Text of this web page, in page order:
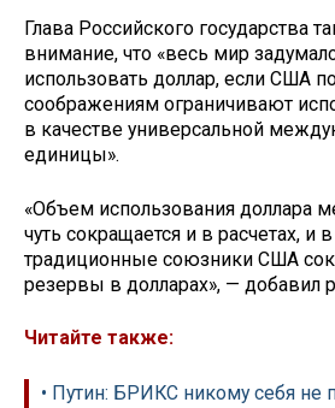
Глава Российского государства
внимание, что «весь мир
использовать доллар, если США
соображениям ограничивают
в качестве универсальной
единицы».
«Объем использования доллара
чуть сокращается и в расчетах, и
традиционные союзники США
резервы в долларах», — добавил
Читайте также:
• Путин: БРИКС никому себя не